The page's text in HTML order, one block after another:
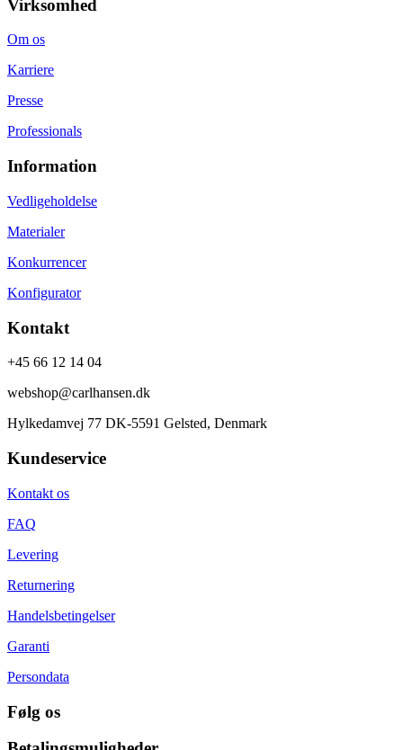
Virksomhed
Om os
Karriere
Presse
Professionals
Information
Vedligeholdelse
Materialer
Konkurrencer
Konfigurator
Kontakt
+45 66 12 14 04
webshop@carlhansen.dk
Hylkedamvej 77 DK-5591 Gelsted, Denmark
Kundeservice
Kontakt os
FAQ
Levering
Returnering
Handelsbetingelser
Garanti
Persondata
Følg os